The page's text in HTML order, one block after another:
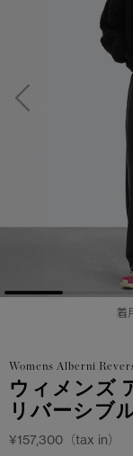
サマ
サマ
日本
スノー
メイ
アウ
アパレ
アクセ
コレク
サマ
サマ
日本
スノー
メイ
アウ
アパレ
アクセ
コレク
コレク
品の
アー
着
Womens Alberni
ウィメンズ
リバーシブ
¥157,300（tax in）